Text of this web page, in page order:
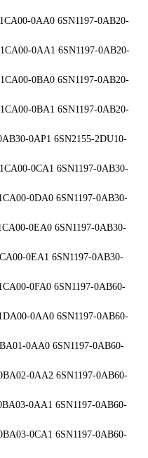
0AA0 6SN1197-0AB20-
0AA1 6SN1197-0AB20-
0BA0 6SN1197-0AB20-
0BA1 6SN1197-0AB20-
0AP1 6SN2155-2DU10-
0CA1 6SN1197-0AB30-
0DA0 6SN1197-0AB30-
0EA0 6SN1197-0AB30-
0EA1 6SN1197-0AB30-
0FA0 6SN1197-0AB60-
0AA0 6SN1197-0AB60-
0AA0 6SN1197-0AB60-
0AA2 6SN1197-0AB60-
0AA1 6SN1197-0AB60-
0CA1 6SN1197-0AB60-